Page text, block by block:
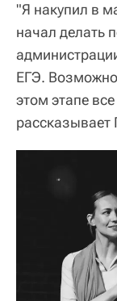
"Я накупил в
начал делать
ЕГЭ.
этом этапе
рассказывает